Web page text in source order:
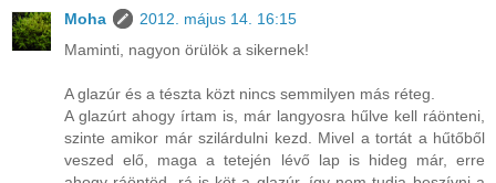
Moha
2012. május 14. 16:15
Maminti, nagyon örülök a sikernek!
A glazúr és a tészta közt nincs semmilyen más réteg.
A glazúrt ahogy írtam is, már langyosra hűlve kell ráönteni,
szinte amikor már szilárdulni kezd. Mivel a tortát a hűtőből
veszed elő, maga a tetején lévő lap is hideg már, erre